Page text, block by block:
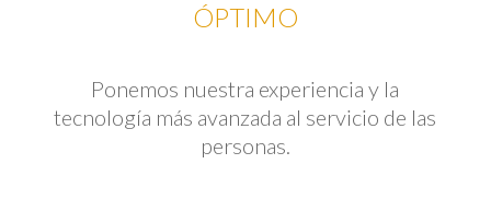
ÓPTIMO
Ponemos nuestra experiencia y la
tecnología más avanzada al servicio de las
personas.